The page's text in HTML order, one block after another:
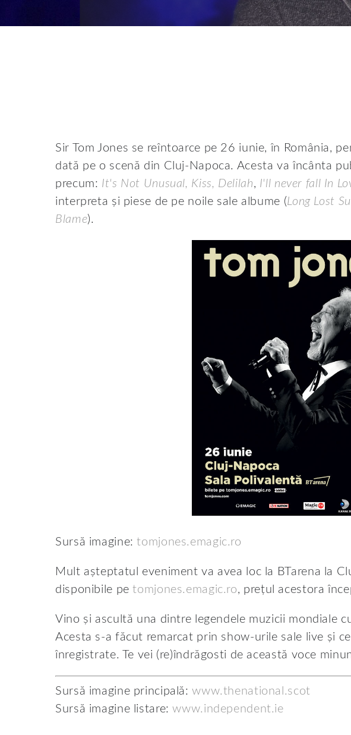
Sir Tom Jones se reîntoarce pe 26 iunie, în România,
dată pe o scenă din Cluj-Napoca. Acesta va încânta
precum: It's Not Unusual, Kiss, Delilah, I'll never fall In
interpreta și piese de pe noile sale albume (Long Lost
Blame).
Sursă imagine:tomjones.emagic.ro
Mult așteptatul eveniment va avea loc la BTarena la
disponibile petomjones.emagic.ro, prețul acestora
Vino și ascultă una dintre legendele muzicii mondiale
Acesta s-a făcut remarcat prin show-urile sale live și
înregistrate. Te vei (re)îndrăgosti de această voce
Sursă imagine principală:www.thenational.scot
Sursă imagine listare:www.independent.ie